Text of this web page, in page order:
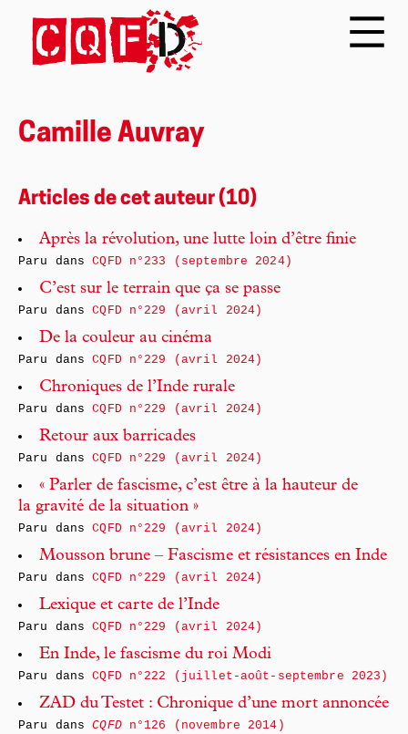
Camille Auvray
Articles de cet auteur (10)
Après la révolution, une lutte loin d’être finie
Paru dansCQFD n°233 (septembre 2024)
C’est sur le terrain que ça se passe
Paru dansCQFD n°229 (avril 2024)
De la couleur au cinéma
Paru dansCQFD n°229 (avril 2024)
Chroniques de l’Inde rurale
Paru dansCQFD n°229 (avril 2024)
Retour aux barricades
Paru dansCQFD n°229 (avril 2024)
« Parler de fascisme, c’est être à la hauteur de
la gravité de la situation »
Paru dansCQFD n°229 (avril 2024)
Mousson brune – Fascisme et résistances en Inde
Paru dansCQFD n°229 (avril 2024)
Lexique et carte de l’Inde
Paru dansCQFD n°229 (avril 2024)
En Inde, le fascisme du roi Modi
Paru dansCQFD n°222 (juillet-août-septembre 2023)
ZAD du Testet : Chronique d’une mort annoncée
Paru dansCQFDn°126 (novembre 2014)